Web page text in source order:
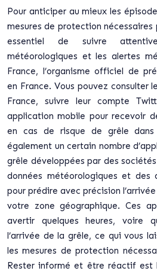
Pour anticiper au mieux les
mesures de protection
essentiel de suivre
météorologiques et les alertes
France, l’organisme officiel de
en France. Vous pouvez consulter
France, suivre leur compte
application mobile pour recevoir
en cas de risque de grêle
également un certain nombre
grêle développées par des
données météorologiques et des
pour prédire avec précision
votre zone géographique. Ces
avertir quelques heures, voire
l’arrivée de la grêle, ce qui vous
les mesures de protection
Rester informé et être réactif est